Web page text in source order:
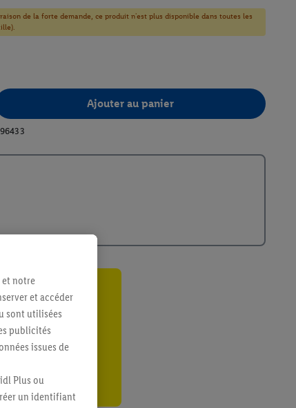
de la forte demande, ce produit n'est plus disponible dans toutes les
Ajouter au panier
et notre
et accéder
sont utilisées
publicités
issues de
Plus ou
un identifiant